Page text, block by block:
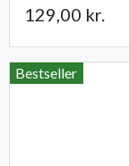
129,00 kr.
Bestseller